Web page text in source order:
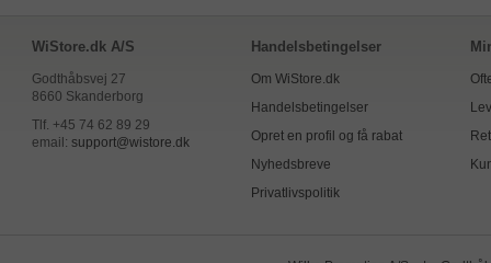
WiStore.dk A/S
Godthåbsvej 27
8660 Skanderborg
Tlf. +45 74 62 89 29
email: support@wistore.dk
Handelsbetingelser
Om WiStore.dk
Handelsbetingelser
Opret en profil og få rabat
Nyhedsbreve
Privatlivspolitik